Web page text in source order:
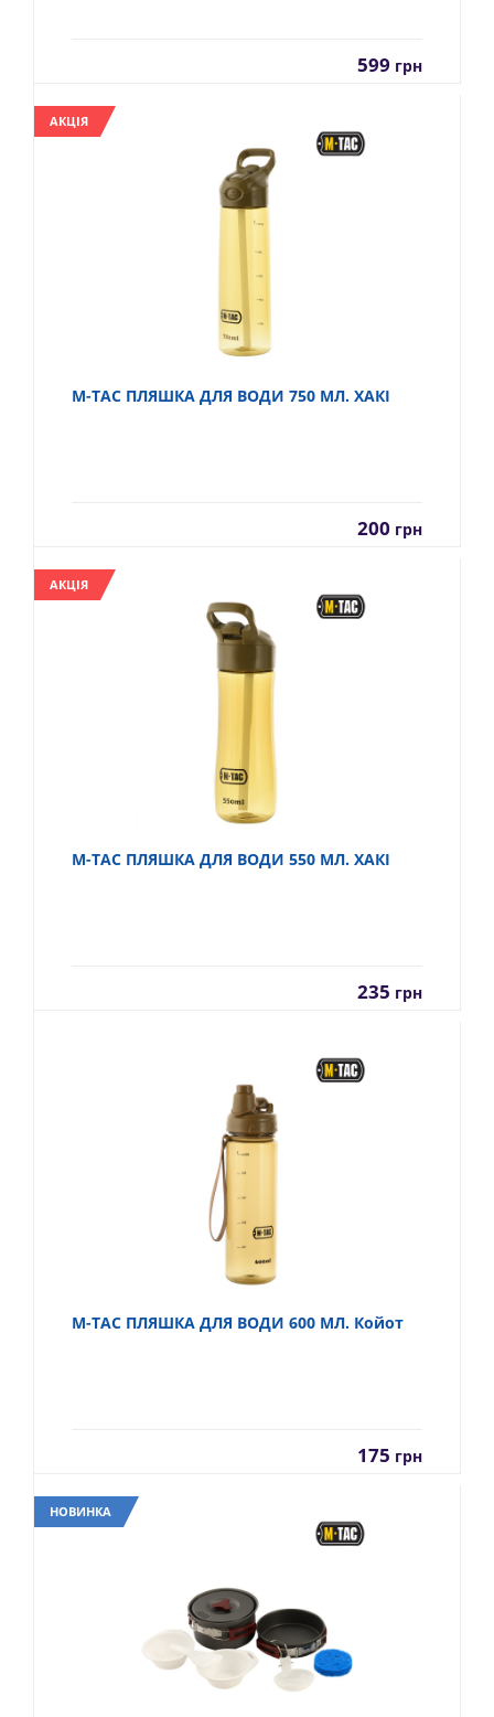
599 грн
АКЦІЯ
M-TAC ПЛЯШКА ДЛЯ ВОДИ 750 МЛ. ХАКІ
200 грн
АКЦІЯ
M-TAC ПЛЯШКА ДЛЯ ВОДИ 550 МЛ. ХАКІ
235 грн
M-TAC ПЛЯШКА ДЛЯ ВОДИ 600 МЛ. Койот
175 грн
НОВИНКА